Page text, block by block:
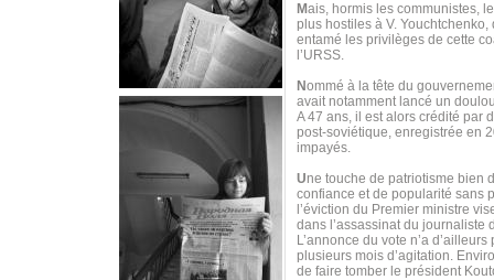
Mais, hormis les communistes,
plus hostiles à V.
entamé les privilèges de cette
l’URSS.
Nommé à la tête du
avait notamment lancé un
A 47 ans, il est alors crédité par
post-soviétique, enregistrée en
impayés.
Une touche de patriotisme bien
confiance et de popularité sans
l’éviction du Premier ministre
dans l’assassinat du journaliste
L’annonce du vote n’a
plusieurs mois d’agitation.
de faire tomber le président